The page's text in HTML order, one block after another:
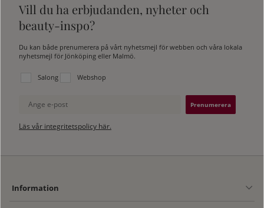
Vill du ha erbjudanden, nyheter och
beauty-inspo?
Du kan både prenumerera på vårt nyhetsmejl för webben och våra lokala
nyhetsmejl för Jönköping eller Malmö.
Välj vilken lista du vill prenumerera på:
Salong Webshop
Ange e-post
Läs vår integritetspolicy här.
Information